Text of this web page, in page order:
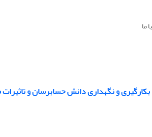
ما
بکارگیری و نگهداری دانش حسابرسان و